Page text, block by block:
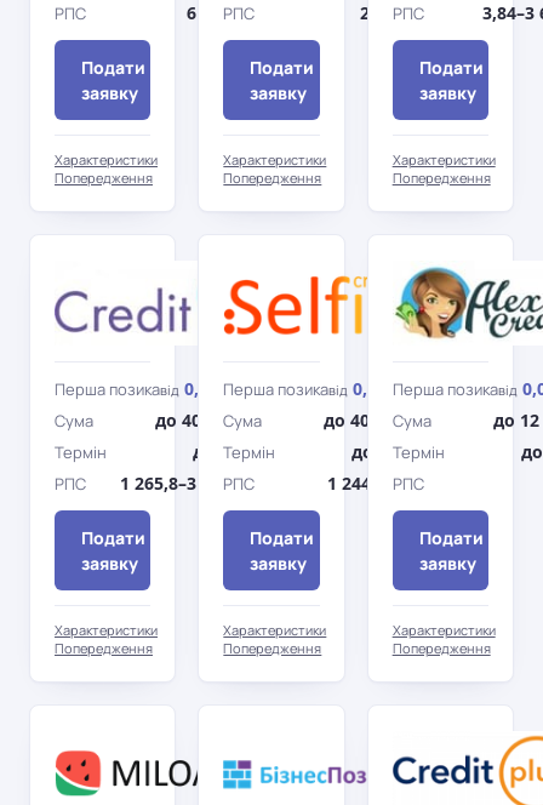
РПС 6 465,14%
Подати
заявку
Характеристики
Попередження
РПС 25 750%
Подати
заявку
Характеристики
Попередження
РПС 3,84–3
Подати
заявку
Характеристики
Попередження
Перша позикавід 0,01%/день
Сума до 40 000 грн
Термін до 30 дн.
РПС 1 265,8–3 549,15%
Подати
заявку
Характеристики
Попередження
Selfie
Credit
Перша позикавід 0,01%/день
Сума до 40 000 грн
Термін до 365 дн.
РПС 1 244–3 422%
Подати
заявку
Характеристики
Попередження
Перша позикавід
Сума до 12
Термін
РПС
Подати
заявку
Характеристики
Попередження